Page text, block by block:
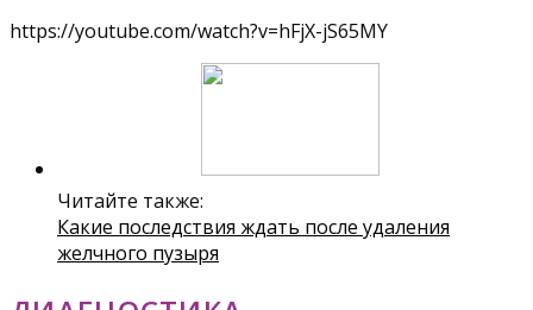
https://youtube.com/watch?v=hFjX-jS65MY
Читайте также:
Какие последствия ждать после удаления
желчного пузыря